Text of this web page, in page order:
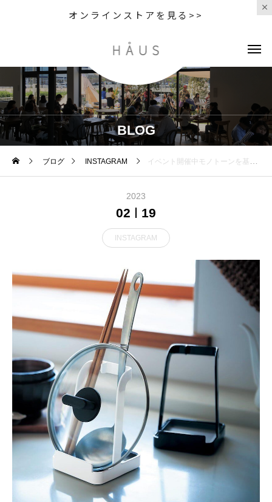
オンラインストアを見る>>
BLOG
ブログ INSTAGRAM ️イベント開催中️モノトーンを基調にシンプルでスタリッシュなデザインと使いやすさが人気のブランド「towerシリーズ」洗面所から玄関まで幅広く活躍します。 素材は丈夫なスチール製のアイテムが多いので水周りでも安心して使用できます。キッチン周りからバスルームまで幅広い商品が揃っていますので自分が欲しい物を是非探しに来ませんか。#store#haus_net_store #hausmatsue#haus_matsue#山陰#島根#松江#暮らしの雑貨#tower
2023
02 19
INSTAGRAM